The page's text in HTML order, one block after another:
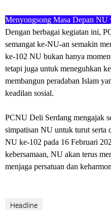
Menyongsong Masa Depan
Dengan berbagai kegiatan ini,
semangat ke-NU-an semakin
ke-102 NU bukan hanya
tetapi juga untuk meneguhkan
membangun peradaban Islam
keadilan sosial.
PCNU Deli Serdang mengajak
simpatisan NU untuk turut serta
NU ke-102 pada 16 Februari
kebersamaan, NU akan terus
menjaga persatuan dan
Headline